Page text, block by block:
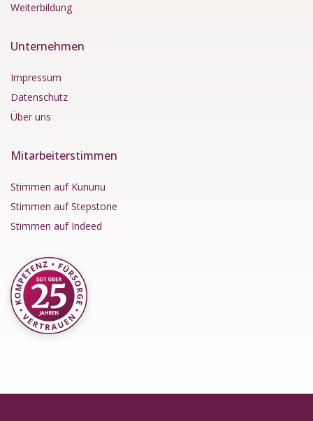
Weiterbildung
Unternehmen
Impressum
Datenschutz
Über uns
Mitarbeiterstimmen
Stimmen auf Kununu
Stimmen auf Stepstone
Stimmen auf Indeed